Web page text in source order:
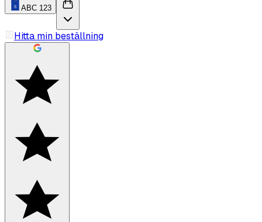
ABC 123
Hitta min beställning